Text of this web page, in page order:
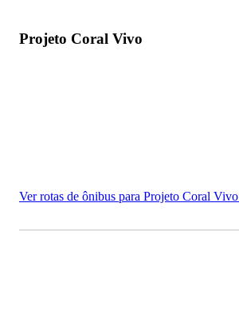
Projeto Coral Vivo
Ver rotas de ônibus para Projeto Coral Vivo